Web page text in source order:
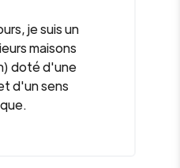
je suis un
maisons
doté d'une
d'un sens